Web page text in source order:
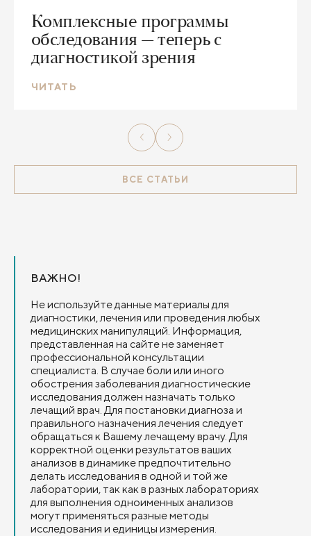
Комплексные программы
обследования — теперь с
диагностикой зрения
ЧИТАТЬ
ВСЕ СТАТЬИ
ВАЖНО!
Не используйте данные материалы для
диагностики, лечения или проведения любых
медицинских манипуляций. Информация,
представленная на сайте не заменяет
профессиональной консультации
специалиста. В случае боли или иного
обострения заболевания диагностические
исследования должен назначать только
лечащий врач. Для постановки диагноза и
правильного назначения лечения следует
обращаться к Вашему лечащему врачу. Для
корректной оценки результатов ваших
анализов в динамике предпочтительно
делать исследования в одной и той же
лаборатории, так как в разных лабораториях
для выполнения одноименных анализов
могут применяться разные методы
исследования и единицы измерения.